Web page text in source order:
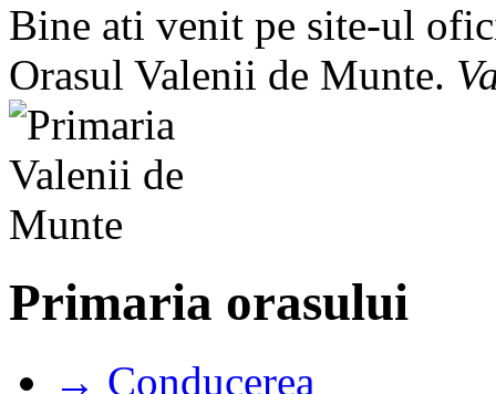
Bine ati venit pe site-ul
Orasul Valenii de Munte.
Primaria orasului
→ Conducerea